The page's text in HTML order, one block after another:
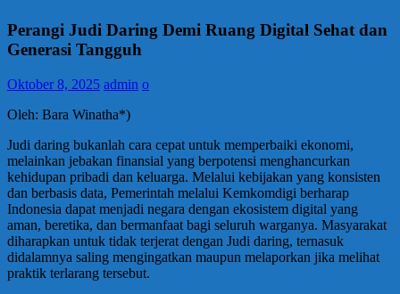
Perangi Judi Daring Demi Ruang Digital Sehat dan
Generasi Tangguh
Oktober 8, 2025 admin o
Oleh: Bara Winatha*)
Judi daring bukanlah cara cepat untuk memperbaiki ekonomi,
melainkan jebakan finansial yang berpotensi menghancurkan
kehidupan pribadi dan keluarga. Melalui kebijakan yang konsisten
dan berbasis data, Pemerintah melalui Kemkomdigi berharap
Indonesia dapat menjadi negara dengan ekosistem digital yang
aman, beretika, dan bermanfaat bagi seluruh warganya. Masyarakat
diharapkan untuk tidak terjerat dengan Judi daring, ternasuk
didalamnya saling mengingatkan maupun melaporkan jika melihat
praktik terlarang tersebut.